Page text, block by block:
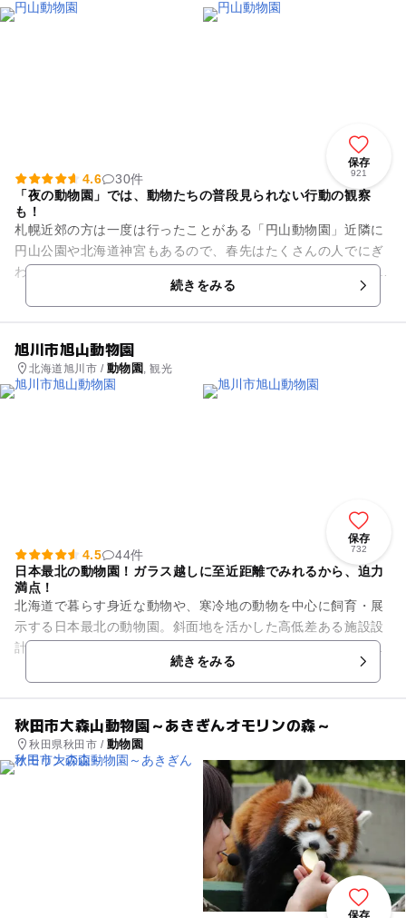
保存
921
4.6
30件
「夜の動物園」では、動物たちの普段見られない行動の観察
も！
札幌近郊の方は一度は行ったことがある「円山動物園」近隣に
円山公園や北海道神宮もあるので、春先はたくさんの人でにぎ
わいます。施設内イベントで目玉の夜の動物園。 夜行性の動物
の動きがたくさん見られ...続きをみる
旭川市旭山動物園
北海道旭川市 / 動物園 , 観光
保存
732
4.5
44件
日本最北の動物園！ガラス越しに至近距離でみれるから、迫力
満点！
北海道で暮らす身近な動物や、寒冷地の動物を中心に飼育・展
示する日本最北の動物園。斜面地を活かした高低差ある施設設
計で、様々な角度から動物たちの自然な姿を観察できます。動
物本来の行動や能力を引き出...続きをみる
秋田市大森山動物園～あきぎんオモリンの森～
秋田県秋田市 / 動物園
保存